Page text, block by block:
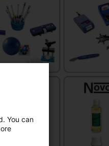
You can